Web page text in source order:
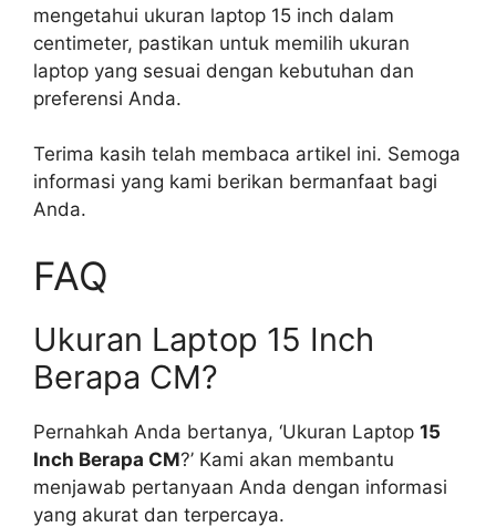
mengetahui ukuran laptop 15 inch dalam
centimeter, pastikan untuk memilih ukuran
laptop yang sesuai dengan kebutuhan dan
preferensi Anda.
Terima kasih telah membaca artikel ini. Semoga
informasi yang kami berikan bermanfaat bagi
Anda.
FAQ
Ukuran Laptop 15 Inch
Berapa CM?
Pernahkah Anda bertanya, ‘Ukuran Laptop 15
Inch Berapa CM?’ Kami akan membantu
menjawab pertanyaan Anda dengan informasi
yang akurat dan terpercaya.